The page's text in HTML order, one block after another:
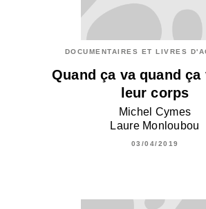
DOCUMENTAIRES ET LIVRES
Quand ça va quand ça
leur corps
Michel Cymes
Laure Monloubou
03/04/2019